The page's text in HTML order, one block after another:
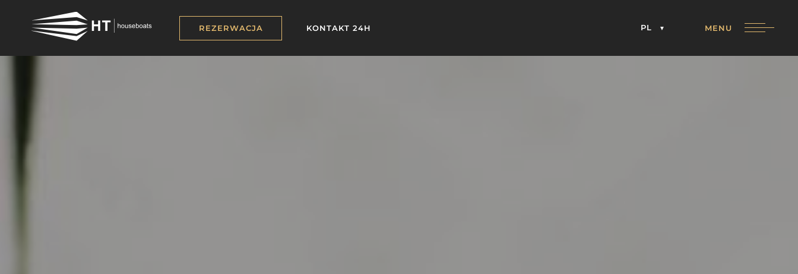
REZERWACJA KONTAKT 24H PL MENU